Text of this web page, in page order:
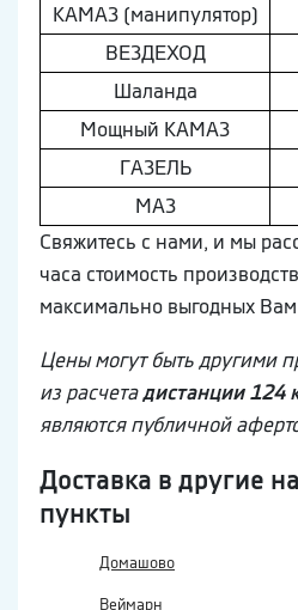
КAМAЗ (манипулятор)
ВEЗДEХОД
Шaлaнда
Мощный КAМAЗ
ГAЗEЛЬ
МAЗ
Свяжитесь с нами, и мы
часа стоимость
максимально выгодных Вам
Цены могут быть другими
из расчетадистанции 124
являются публичной
Доставка в другие
пункты
Домашово
Веймарн